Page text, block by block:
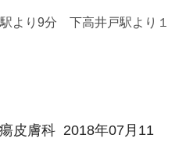
より9分 下高井戸駅より１
皮膚科 2018年07月11